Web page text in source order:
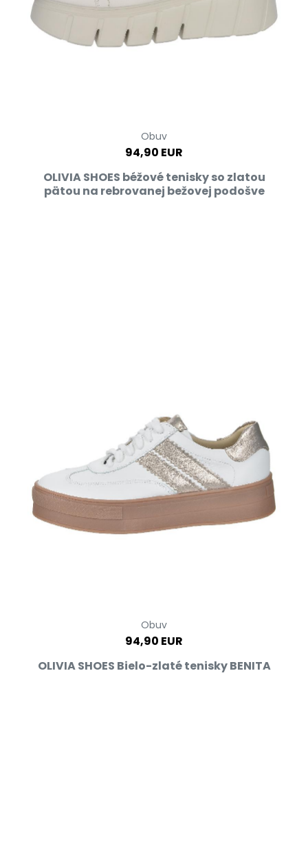
Obuv
94,90 EUR
OLIVIA SHOES béžové tenisky so zlatou
pätou na rebrovanej bežovej podošve
Obuv
94,90 EUR
OLIVIA SHOES Bielo-zlaté tenisky BENITA